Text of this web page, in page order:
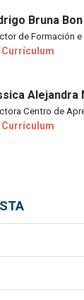
Bruna Bon
de Formación
Currículum
Alejandra
Centro de
Currículum